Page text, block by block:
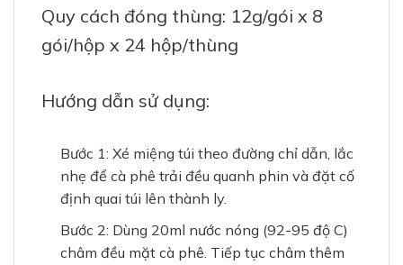
Quy cách đóng thùng: 12g/gói x 8
gói/hộp x 24 hộp/thùng
Hướng dẫn sử dụng:
Bước 1: Xé miệng túi theo đường chỉ dẫn, lắc
nhẹ để cà phê trải đều quanh phin và đặt cố
định quai túi lên thành ly.
Bước 2: Dùng 20ml nước nóng (92-95 độ C)
châm đều mặt cà phê. Tiếp tục châm thêm